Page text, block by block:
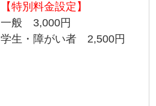
【特別料金設定】
一般 3,000円
学生・障がい者 2,500円